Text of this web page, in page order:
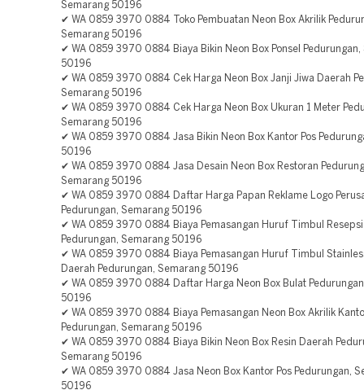
Semarang 50196
✔ WA 0859 3970 0884 Toko Pembuatan Neon Box Akrilik
Semarang 50196
✔ WA 0859 3970 0884 Biaya Bikin Neon Box Ponsel Pedurungan,
50196
✔ WA 0859 3970 0884 Cek Harga Neon Box Janji Jiwa Daerah
Semarang 50196
✔ WA 0859 3970 0884 Cek Harga Neon Box Ukuran 1 Meter
Semarang 50196
✔ WA 0859 3970 0884 Jasa Bikin Neon Box Kantor Pos
50196
✔ WA 0859 3970 0884 Jasa Desain Neon Box Restoran
Semarang 50196
✔ WA 0859 3970 0884 Daftar Harga Papan Reklame Logo
Pedurungan, Semarang 50196
✔ WA 0859 3970 0884 Biaya Pemasangan Huruf Timbul
Pedurungan, Semarang 50196
✔ WA 0859 3970 0884 Biaya Pemasangan Huruf Timbul
Daerah Pedurungan, Semarang 50196
✔ WA 0859 3970 0884 Daftar Harga Neon Box Bulat
50196
✔ WA 0859 3970 0884 Biaya Pemasangan Neon Box Akrilik
Pedurungan, Semarang 50196
✔ WA 0859 3970 0884 Biaya Bikin Neon Box Resin Daerah
Semarang 50196
✔ WA 0859 3970 0884 Jasa Neon Box Kantor Pos Pedurungan,
50196